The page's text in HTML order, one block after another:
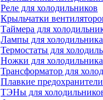
Реле для холодильников
Крыльчатки
Таймера для
Лампы для холодильника
Термостаты для
Ножки для холодильника
Трансформатор для
Плавкие
ТЭНы для